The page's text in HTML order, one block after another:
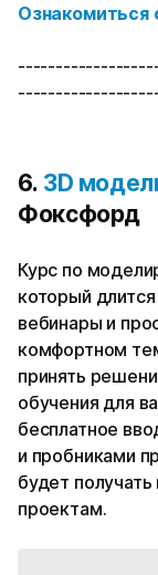
Ознакомиться
6. 3D
Фоксфорд
Курс по
который
вебинары и
комфортном
принять
обучения для
бесплатное
и пробниками
будет
проектам.